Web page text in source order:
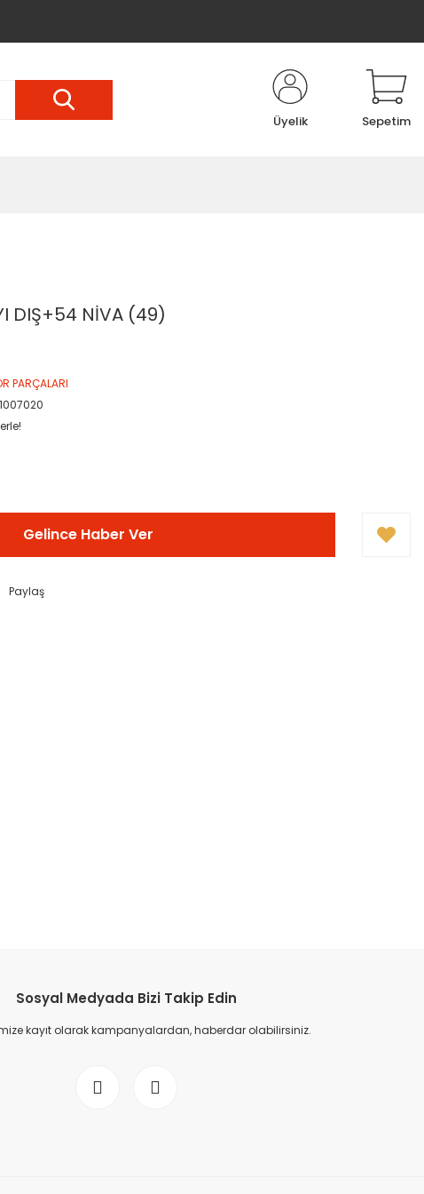
Üyelik Sepetim
DIŞ+54 NİVA (49)
PARÇALARI
Gelince Haber Ver
Paylaş
Sosyal Medyada Bizi Takip Edin
kayıt olarak kampanyalardan, haberdar olabilirsiniz.